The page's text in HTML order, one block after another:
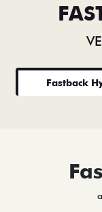
Fastback